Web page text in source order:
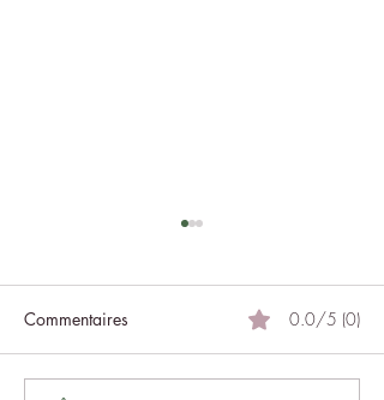
Commentaires 0.0/5 (0)